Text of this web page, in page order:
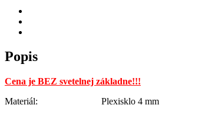
Popis
Cena je BEZ svetelnej základne!!!
Materiál: Plexisklo 4 mm